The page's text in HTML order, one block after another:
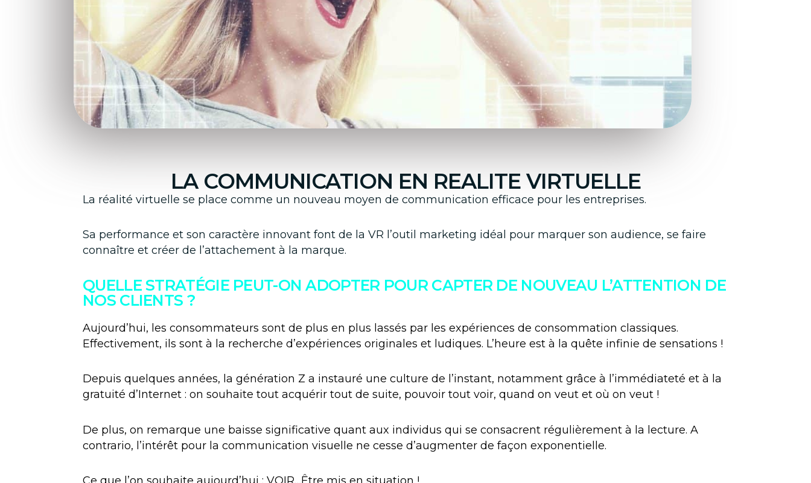
LA COMMUNICATION EN REALITE VIRTUELLE
La réalité virtuelle se place comme un nouveau moyen de communication efficace pour les entreprises.
Sa performance et son caractère innovant font de la VR l’outil marketing idéal pour marquer son audience, se faire
connaître et créer de l’attachement à la marque.
QUELLE STRATÉGIE PEUT-ON ADOPTER POUR CAPTER DE NOUVEAU L’ATTENTION DE
NOS CLIENTS ?
Aujourd’hui, les consommateurs sont de plus en plus lassés par les expériences de consommation classiques.
Effectivement, ils sont à la recherche d’expériences originales et ludiques. L’heure est à la quête infinie de sensations !
Depuis quelques années, la génération Z a instauré une culture de l’instant, notamment grâce à l’immédiateté et à la
gratuité d’Internet : on souhaite tout acquérir tout de suite, pouvoir tout voir, quand on veut et où on veut !
De plus, on remarque une baisse significative quant aux individus qui se consacrent régulièrement à la lecture. A
contrario, l’intérêt pour la communication visuelle ne cesse d’augmenter de façon exponentielle.